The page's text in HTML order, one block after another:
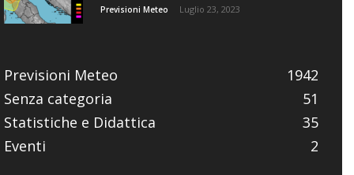
Previsioni Meteo Luglio 23, 2023
Previsioni Meteo
1942
Senza categoria
51
Statistiche e Didattica
35
Eventi
2